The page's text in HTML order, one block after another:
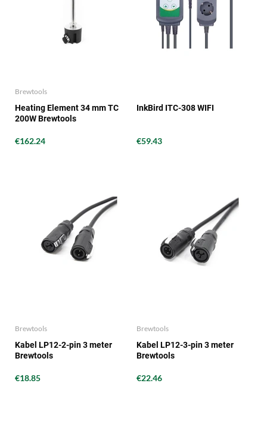
Brewtools
Heating Element 34 mm TC
200W Brewtools
€162.24
InkBird ITC-308 WIFI
€59.43
Brewtools
Kabel LP12-2-pin 3 meter
Brewtools
€18.85
Brewtools
Kabel LP12-3-pin 3 meter
Brewtools
€22.46